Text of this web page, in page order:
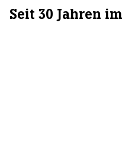
Seit 30 Jahren